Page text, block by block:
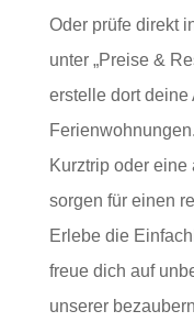
Oder prüfe direkt
unter „Preise &
erstelle dort deine
Kurztrip oder
sorgen für einen
Erlebe die
freue dich auf
unserer